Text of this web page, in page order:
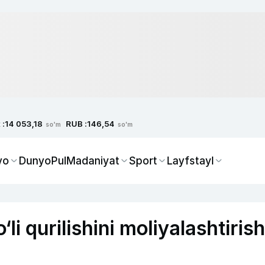
:14 053,18 so'm RUB :146,54 so'm
DunyoPulMadaniyat Sport Layfstayl
qurilishini moliyalashtirish